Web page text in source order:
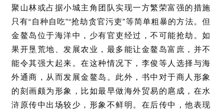
聚山林或占据小城主角团队实现一方繁荣富强的措施
只有“自种自吃”“抢劫贪官污吏”等简单粗暴的方法。但
金鳌岛位于海洋中，少有官吏经过，不可能抢劫。如
果开垦荒地、发展农业，最多能让金鳌岛富庶，并不
能令其强大起来。在这种情况下，李俊等人选择与海
外通商，从而发展金鳌岛。此外，书中对于商人形象
的刻画颇为形象，比如最早做海外贸易的扈成，在水
浒原传中出场较少，形象不鲜明。在后传中，他表现